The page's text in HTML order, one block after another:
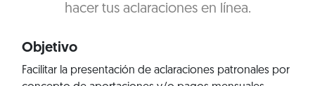
hacer tus aclaraciones en línea.
Objetivo
Facilitar la presentación de aclaraciones patronales por